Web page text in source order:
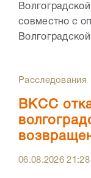
совместно с
Расследования
ВКСС
06.08.202621:28